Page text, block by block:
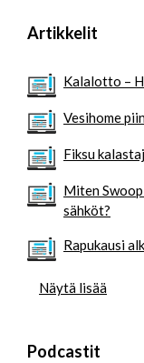
Artikkelit
Kalalotto –
Vesihome
Fiksu
Miten
sähköt?
Rapukausi
Näytä lisää
Podcastit